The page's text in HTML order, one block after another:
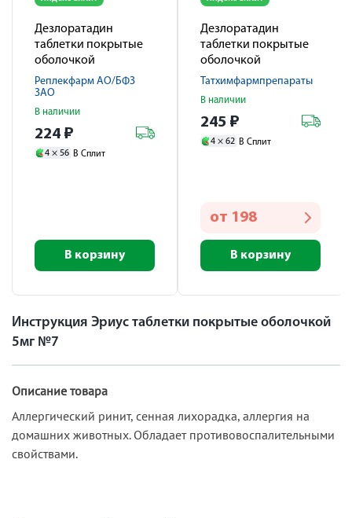
Дезлоратадин
таблетки покрытые
оболочкой
пленочной 5мг № 10
Реплекфарм АО/БФЗ
ЗАО
В наличии
224 ₽
4 × 56 В Сплит
В корзину
Дезлоратадин
таблетки покрытые
оболочкой
пленочной 5мг № 10
Татхимфармпрепараты
В наличии
245 ₽
4 × 62 В Сплит
от 198
В корзину
Инструкция Эриус таблетки покрытые оболочкой
5мг №7
Описание товара
Аллергический ринит, сенная лихорадка, аллергия на
домашних животных. Обладает противовоспалительными
свойствами.